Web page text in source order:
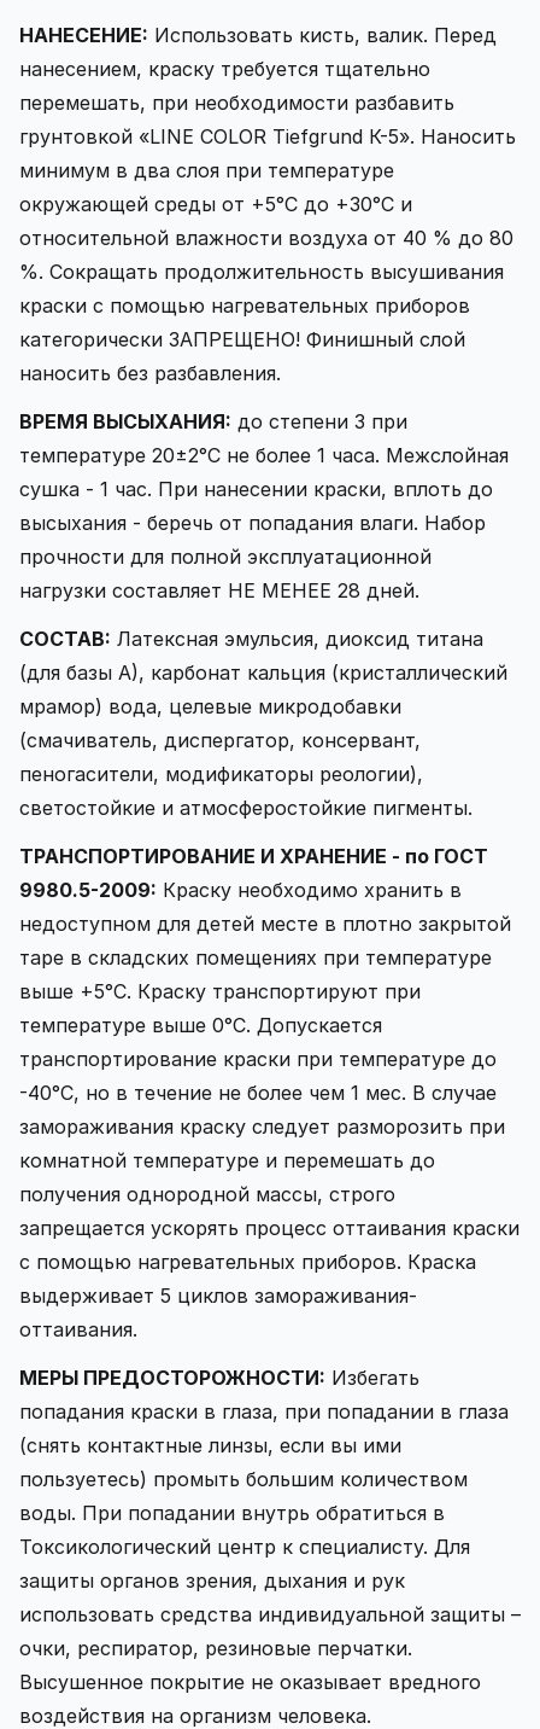
НАНЕСЕНИЕ: Использовать кисть, валик. Перед
нанесением, краску требуется тщательно
перемешать, при необходимости разбавить
грунтовкой «LINE COLOR Tiefgrund К-5». Наносить
минимум в два слоя при температуре
окружающей среды от +5°C до +30°C и
относительной влажности воздуха от 40 % до 80
%. Сокращать продолжительность высушивания
краски с помощью нагревательных приборов
категорически ЗАПРЕЩЕНО! Финишный слой
наносить без разбавления.
ВРЕМЯ ВЫСЫХАНИЯ: до степени 3 при
температуре 20±2°C не более 1 часа. Межслойная
сушка - 1 час. При нанесении краски, вплоть до
высыхания - беречь от попадания влаги. Набор
прочности для полной эксплуатационной
нагрузки составляет НЕ МЕНЕЕ 28 дней.
СОСТАВ: Латексная эмульсия, диоксид титана
(для базы А), карбонат кальция (кристаллический
мрамор) вода, целевые микродобавки
(смачиватель, диспергатор, консервант,
пеногасители, модификаторы реологии),
светостойкие и атмосферостойкие пигменты.
ТРАНСПОРТИРОВАНИЕ И ХРАНЕНИЕ - по ГОСТ
9980.5-2009: Краску необходимо хранить в
недоступном для детей месте в плотно закрытой
таре в складских помещениях при температуре
выше +5°С. Краску транспортируют при
температуре выше 0°С. Допускается
транспортирование краски при температуре до
-40°С, но в течение не более чем 1 мес. В случае
замораживания краску следует разморозить при
комнатной температуре и перемешать до
получения однородной массы, строго
запрещается ускорять процесс оттаивания краски
с помощью нагревательных приборов. Краска
выдерживает 5 циклов замораживания-
оттаивания.
МЕРЫ ПРЕДОСТОРОЖНОСТИ: Избегать
попадания краски в глаза, при попадании в глаза
(снять контактные линзы, если вы ими
пользуетесь) промыть большим количеством
воды. При попадании внутрь обратиться в
Токсикологический центр к специалисту. Для
защиты органов зрения, дыхания и рук
использовать средства индивидуальной защиты –
очки, респиратор, резиновые перчатки.
Высушенное покрытие не оказывает вредного
воздействия на организм человека.